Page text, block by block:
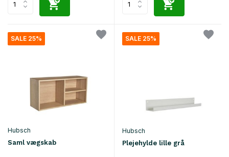
SALE 25%
Hubsch
Saml vægskab
SALE 25%
Hubsch
Plejehylde lille grå